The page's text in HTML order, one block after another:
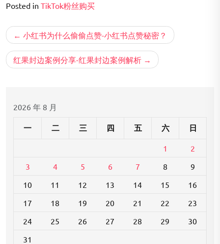
Posted in TikTok粉丝购买
文
章
导
小红书为什么偷偷点赞-小红书点赞秘密？
红果封边案例分享-红果封边案例解析
2026 年 8 月
一 二 三 四 五 六 日
1
2
3
4 5 6 7 8
9
10
11 12 13 14 15
16
17
18 19 20 21 22
23
24
25 26 27 28 29
30
31